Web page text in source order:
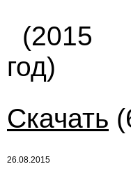
(2015
год)
Скачать
26.08.2015